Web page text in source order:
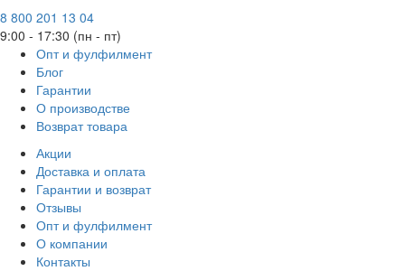
8 800 201 13 04
9:00 - 17:30 (пн - пт)
Опт и фулфилмент
Блог
Гарантии
О производстве
Возврат товара
Акции
Доставка и оплата
Гарантии и возврат
Отзывы
Опт и фулфилмент
О компании
Контакты